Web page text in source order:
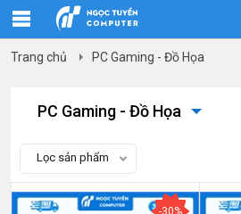
Trang chủ PC Gaming - Đồ Họa
PC Gaming - Đồ Họa
Lọc sản phẩm
-30%